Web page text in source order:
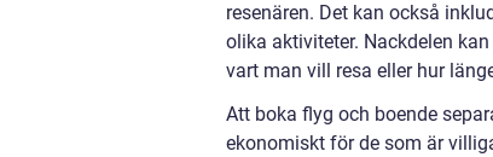
resenären. Det kan också
olika aktiviteter. Nackdelen
vart man vill resa eller hur
Att boka flyg och boende
ekonomiskt för de som är